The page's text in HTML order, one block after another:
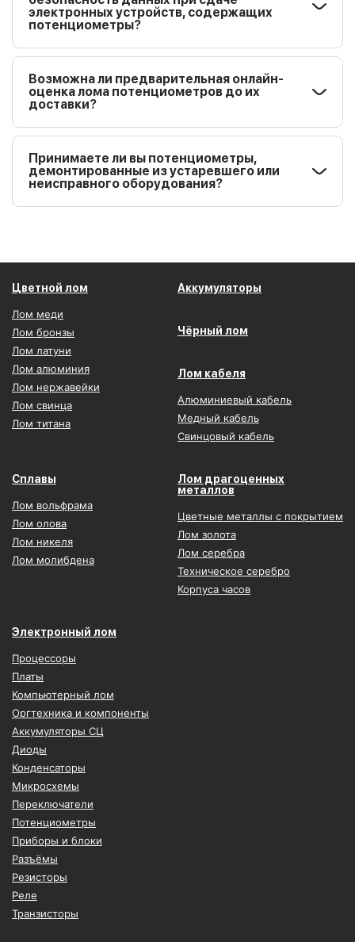
электронных устройств, содержащих
потенциометры?
Возможна ли предварительная онлайн-
оценка лома потенциометров до их
доставки?
Принимаете ли вы потенциометры,
демонтированные из устаревшего или
неисправного оборудования?
Цветной лом
Лом меди
Лом бронзы
Лом латуни
Лом алюминия
Лом нержавейки
Лом свинца
Лом титана
Аккумуляторы
Чёрный лом
Лом кабеля
Алюминиевый кабель
Медный кабель
Свинцовый кабель
Сплавы
Лом вольфрама
Лом олова
Лом никеля
Лом молибдена
Лом драгоценных
металлов
Цветные металлы с покрытием
Лом золота
Лом серебра
Техническое серебро
Корпуса часов
Электронный лом
Процессоры
Платы
Компьютерный лом
Оргтехника и компоненты
Аккумуляторы СЦ
Диоды
Конденсаторы
Микросхемы
Переключатели
Потенциометры
Приборы и блоки
Разъёмы
Резисторы
Реле
Транзисторы